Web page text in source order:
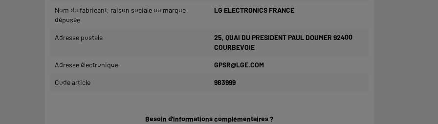
Nom du fabricant, raison sociale ou marque
déposée
LG ELECTRONICS FRANCE
Adresse postale
25, QUAI DU PRESIDENT PAUL DOUMER 92400
COURBEVOIE
Adresse électronique GPSR@LGE.COM
Code article 983999
Besoin d'informations complémentaires ?